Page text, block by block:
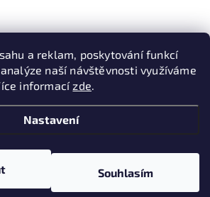
a reklam, poskytování funkcí
naší návštěvnosti využíváme
informacízde.
Nastavení
Souhlasím